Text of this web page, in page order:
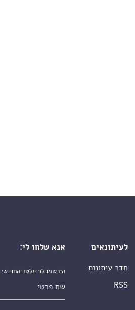
לעיתונאים
חדר עיתונות
RSS
אנא שלחו לי:
הירשמו לניוזלטר